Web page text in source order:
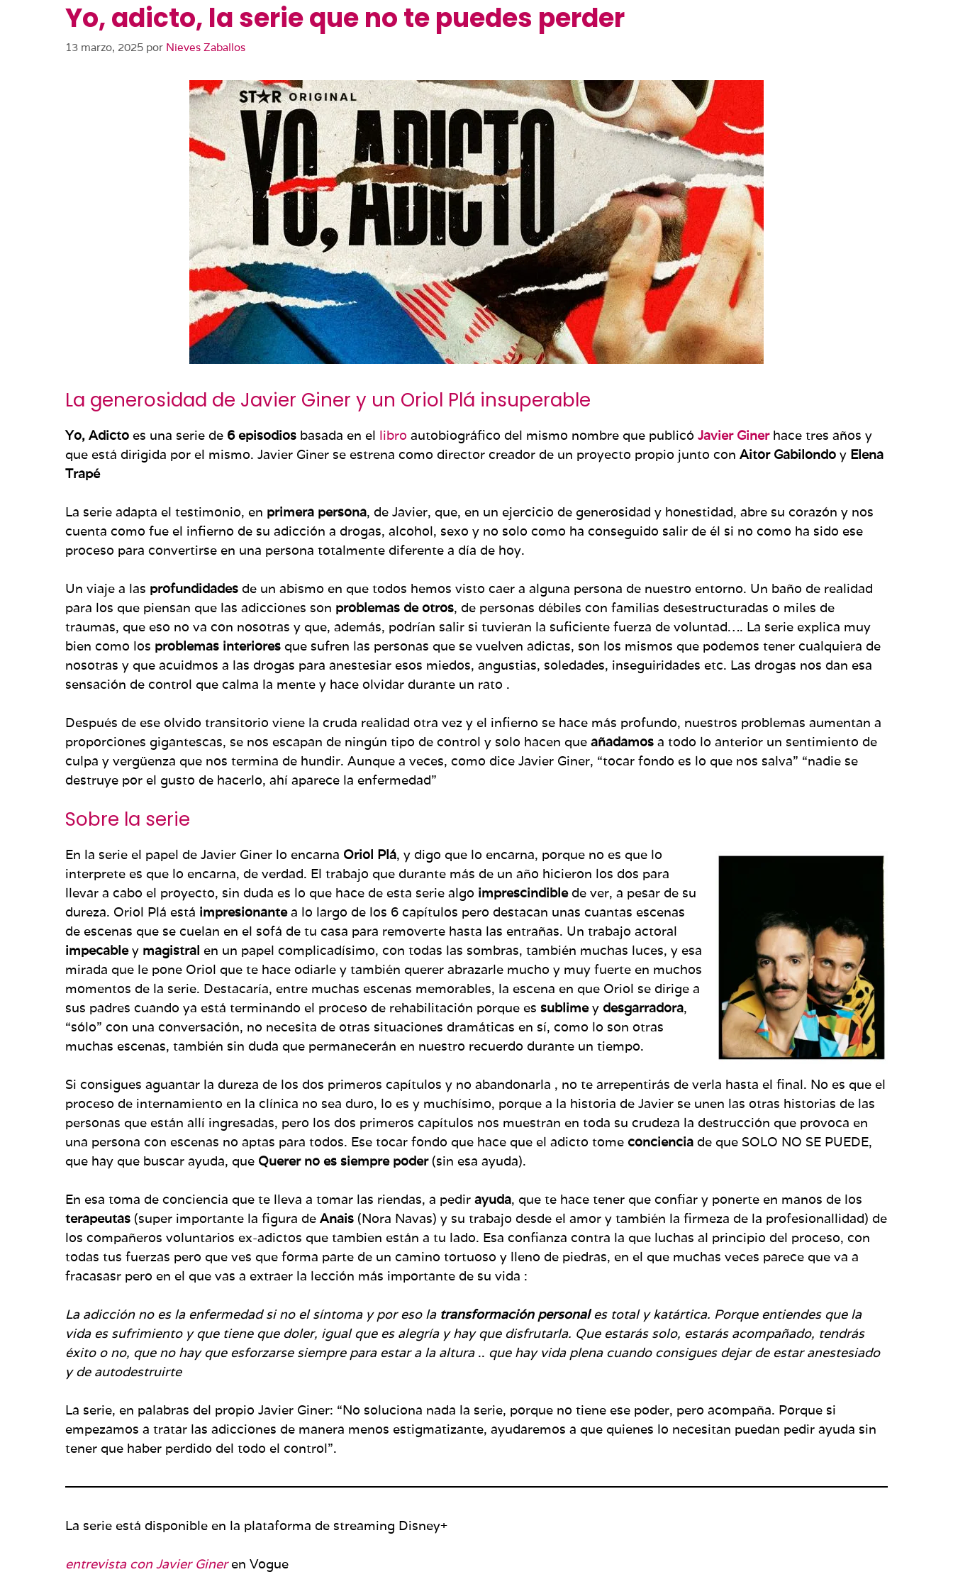
Yo, adicto, la serie que no te puedes perder
13 marzo, 2025 por Nieves Zaballos
La generosidad de Javier Giner y un Oriol Plá insuperable
Yo, Adicto es una serie de 6 episodios basada en el libro autobiográfico del mismo nombre que publicó Javier Ginerhace tres años y
que está dirigida por el mismo. Javier Giner se estrena como director creador de un proyecto propio junto con Aitor Gabilondo y Elena
Trapé
La serie adapta el testimonio, en primera persona, de Javier, que, en un ejercicio de generosidad y honestidad, abre su corazón y nos
cuenta como fue el infierno de su adicción a drogas, alcohol, sexo y no solo como ha conseguido salir de él si no como ha sido ese
proceso para convertirse en una persona totalmente diferente a día de hoy.
Un viaje a las profundidades de un abismo en que todos hemos visto caer a alguna persona de nuestro entorno. Un baño de realidad
para los que piensan que las adicciones son problemas de otros, de personas débiles con familias desestructuradas o miles de
traumas, que eso no va con nosotras y que, además, podrían salir si tuvieran la suficiente fuerza de voluntad…. La serie explica muy
bien como los problemas interiores que sufren las personas que se vuelven adictas, son los mismos que podemos tener cualquiera de
nosotras y que acuidmos a las drogas para anestesiar esos miedos, angustias, soledades, inseguiridades etc. Las drogas nos dan esa
sensación de control que calma la mente y hace olvidar durante un rato .
Después de ese olvido transitorio viene la cruda realidad otra vez y el infierno se hace más profundo, nuestros problemas aumentan a
proporciones gigantescas, se nos escapan de ningún tipo de control y solo hacen que añadamos a todo lo anterior un sentimiento de
culpa y vergüenza que nos termina de hundir. Aunque a veces, como dice Javier Giner, “tocar fondo es lo que nos salva” “nadie se
destruye por el gusto de hacerlo, ahí aparece la enfermedad”
Sobre la serie
En la serie el papel de Javier Giner lo encarna Oriol Plá, y digo que lo encarna, porque no es que lo
interprete es que lo encarna, de verdad. El trabajo que durante más de un año hicieron los dos para
llevar a cabo el proyecto, sin duda es lo que hace de esta serie algo imprescindiblede ver, a pesar de su
dureza. Oriol Plá está impresionantea lo largo de los 6 capítulos pero destacan unas cuantas escenas
de escenas que se cuelan en el sofá de tu casa para removerte hasta las entrañas. Un trabajo actoral
impecabley magistral en un papel complicadísimo, con todas las sombras, también muchas luces, y esa
mirada que le pone Oriol que te hace odiarle y también querer abrazarle mucho y muy fuerte en muchos
momentos de la serie. Destacaría, entre muchas escenas memorables, la escena en que Oriol se dirige a
sus padres cuando ya está terminando el proceso de rehabilitación porque es sublimey desgarradora,
“sólo” con una conversación, no necesita de otras situaciones dramáticas en sí, como lo son otras
muchas escenas, también sin duda que permanecerán en nuestro recuerdo durante un tiempo.
Si consigues aguantar la dureza de los dos primeros capítulos y no abandonarla , no te arrepentirás de verla hasta el final. No es que el
proceso de internamiento en la clínica no sea duro, lo es y muchísimo, porque a la historia de Javier se unen las otras historias de las
personas que están allí ingresadas, pero los dos primeros capítulos nos muestran en toda su crudeza la destrucción que provoca en
una persona con escenas no aptas para todos. Ese tocar fondo que hace que el adicto tome conciencia de que SOLO NO SE PUEDE,
que hay que buscar ayuda, que Querer no es siempre poder(sin esa ayuda).
En esa toma de conciencia que te lleva a tomar las riendas, a pedir ayuda, que te hace tener que confiar y ponerte en manos de los
terapeutas (super importante la figura de Anais (Nora Navas) y su trabajo desde el amor y también la firmeza de la profesionallidad) de
los compañeros voluntarios ex-adictos que tambien están a tu lado. Esa confianza contra la que luchas al principio del proceso, con
todas tus fuerzas pero que ves que forma parte de un camino tortuoso y lleno de piedras, en el que muchas veces parece que va a
fracasasr pero en el que vas a extraer la lección más importante de su vida :
La adicción no es la enfermedad si no el síntoma y por eso la transformación personales total y katártica. Porque entiendes que la
vida es sufrimiento y que tiene que doler, igual que es alegría y hay que disfrutarla. Que estarás solo, estarás acompañado, tendrás
éxito o no, que no hay que esforzarse siempre para estar a la altura.. que hay vida plena cuando consigues dejar de estar anestesiado
y de autodestruirte
La serie, en palabras del propio Javier Giner: “No soluciona nada la serie, porque no tiene ese poder, pero acompaña. Porque si
empezamos a tratar las adicciones de manera menos estigmatizante, ayudaremos a que quienes lo necesitan puedan pedir ayuda sin
tener que haber perdido del todo el control”.
La serie está disponible en la plataforma de streaming Disney+
entrevista con Javier Gineren Vogue